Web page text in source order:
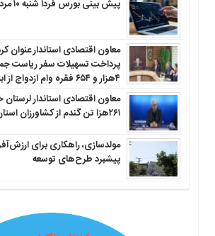
پیش بینی بورس فردا شنبه ۱۰ مرداد ۱۴۰۵
معاون اقتصادی استاندار عنوان
پرداخت تسهیلات سفر ریاست
۴هزار و ۶۵۴ فقره وام ازدواج از ابتدای سال جاری
معاون اقتصادی استاندار لرستان
۲۶۱هزا تن گندم از کشاورزان استان
مولدسازی، راهکاری برای
پیشبرد طرح‌های توسعه